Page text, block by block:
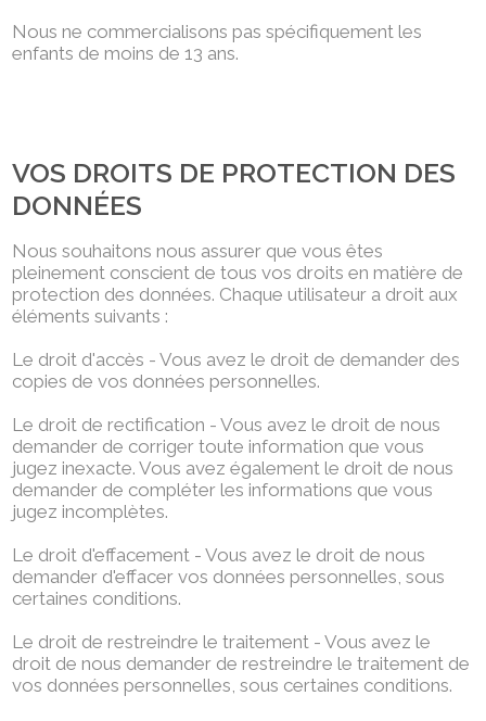
Nous ne commercialisons pas spécifiquement les
enfants de moins de 13 ans.
VOS DROITS DE PROTECTION DES
DONNÉES
Nous souhaitons nous assurer que vous êtes
pleinement conscient de tous vos droits en matière de
protection des données. Chaque utilisateur a droit aux
éléments suivants :
Le droit d'accès - Vous avez le droit de demander des
copies de vos données personnelles.
Le droit de rectification - Vous avez le droit de nous
demander de corriger toute information que vous
jugez inexacte. Vous avez également le droit de nous
demander de compléter les informations que vous
jugez incomplètes.
Le droit d'effacement - Vous avez le droit de nous
demander d'effacer vos données personnelles, sous
certaines conditions.
Le droit de restreindre le traitement - Vous avez le
droit de nous demander de restreindre le traitement de
vos données personnelles, sous certaines conditions.